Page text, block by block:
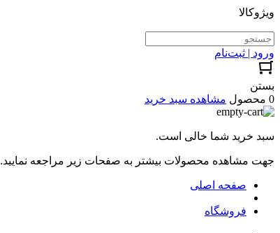
ویژوکالا
ورود | ثبت‌نام
بستن
0 محصول
مشاهده سبد خرید
سبد خرید شما خالی است.
جهت مشاهده محصولات بیشتر به صفحات زیر مراجعه نمایید.
صفحه اصلی
فروشگاه